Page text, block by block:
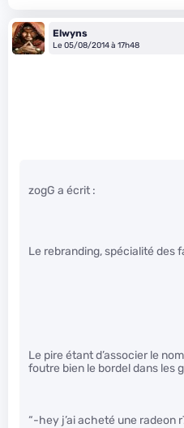
Elwyns
Le 05/08/2014 à 17h48
zogG a écrit :
Le rebranding, spécialité des
Le pire étant d’associer le
foutre bien le bordel dans les
“-hey j’ai acheté une radeon